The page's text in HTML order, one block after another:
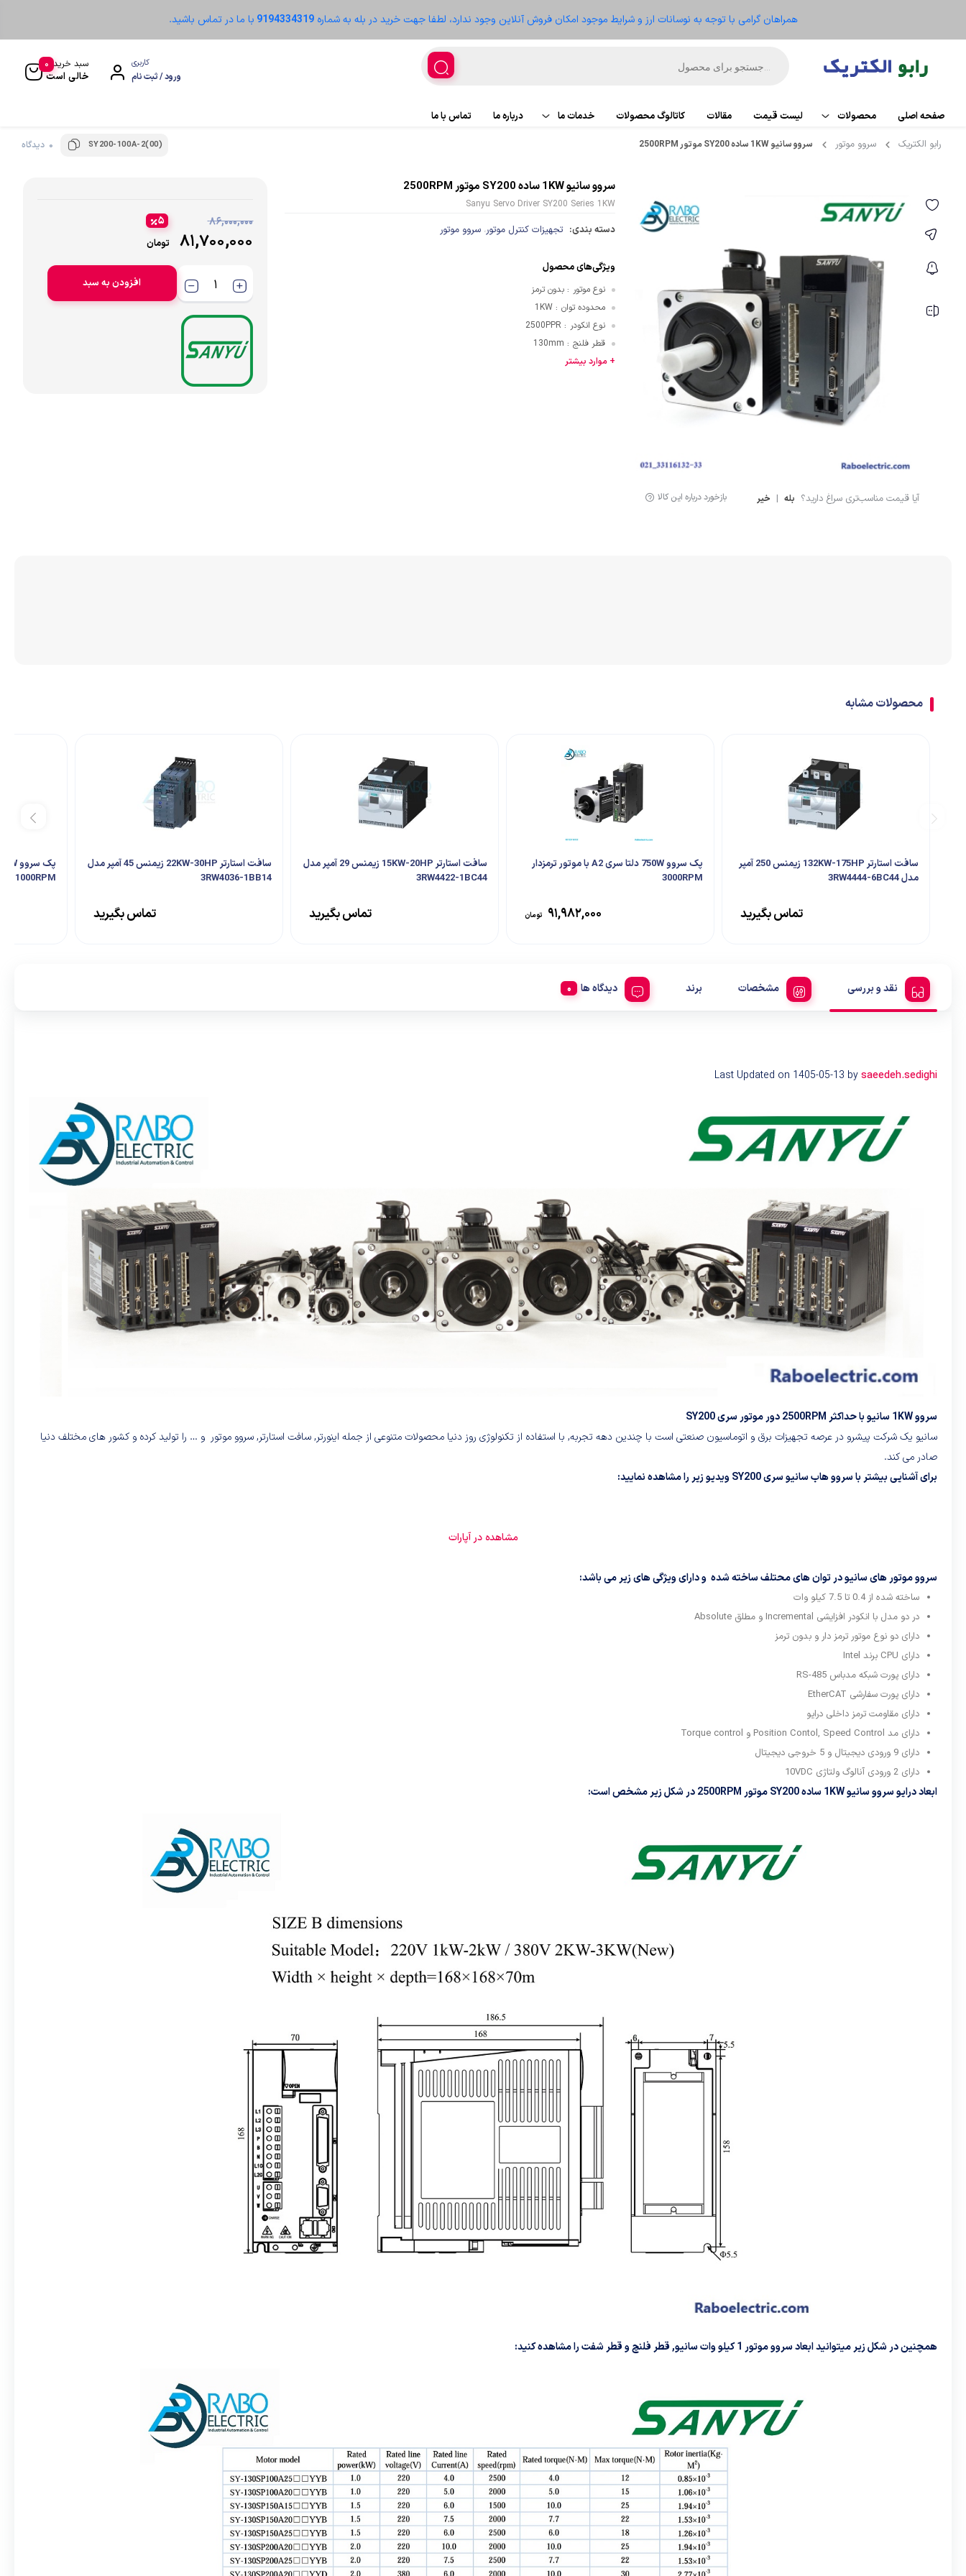
همراهان گرامی با توجه به نوسانات ارز و شرایط موجود امکان فروش آنلاین وجود ندارد، لطفا جهت خرید در بله به شماره9194334319 با ما در تماس باشید.
کاربری
ورود / ثبت نام
سبد خرید
خالی است
0
صفحه اصلی محصولات
اتوماسیون
ریموت IO
سنسور القایی
سنسور خازنی
الکترومکانیکال
ابزار دقیق و ترانسمیتر
تجهیزات کنترلر
لوازم اندازه گیری
لیمیت سوئیچ
سنسور فشار
لیست قیمت مقالات کاتالوگ محصولات خدمات ما
تعمیر تجهیزات
درباره ما
تماس با ما
رابو الکتریک
سروو موتور سروو سانیو 1KW ساده SY200 موتور 2500RPM SY200-100A-2(00) 0 دیدگاه
آیا قیمت مناسب‌تری سراغ دارید؟ بله | خیر بازخورد درباره این کالا
سروو سانیو 1KW ساده SY200 موتور 2500RPM
Sanyu Servo Driver SY200 Series 1KW
دسته بندی: تجهیزات کنترل موتور،سروو موتور
ویژگی‌های محصول
نوع موتور : بدون ترمز
محدوده توان :
1KW
نوع انکودر :
2500PPR
قطر فلنج :
130mm
+ موارد بیشتر
۸۶,۰۰۰,۰۰۰
۸۱,۷۰۰,۰۰۰ تومان
۵
افزودن به سبد
محصولات مشابه
سافت استارتر 132KW-175HP زیمنس 250 آمپر
مدل 3RW4444-6BC44
تماس بگیرید
پک سروو 750W دلتا سری A2 با موتور ترمزدار
3000RPM
۹۱,۹۸۲,۰۰۰ تومان
سافت استارتر 15KW-20HP زیمنس 29 آمپر مدل
3RW4422-1BC44
تماس بگیرید
سافت استارتر 22KW-30HP زیمنس 45 آمپر مدل
3RW4036-1BB14
تماس بگیرید
1000RPM
نقد و بررسی مشخصات برند دیدگاه ها
Last Updated on 1405-05-13 bysaeedeh.sedighi
سروو 1KW سانیو با حداکثر 2500RPM دور موتور سری SY200
سانیو یک شرکت پیشرو در عرصه تجهیزات برق و اتوماسیون صنعتی است با چندین دهه تجربه, با استفاده از تکنولوژی روز دنیا محصولات متنوعی از جمله اینورتر, سافت استارتر, سروو موتور و … را تولید کرده و کشور های مختلف دنیا
صادر می کند.
برای آشنایی بیشتر با سروو هاب سانیو سری SY200 ویدیو زیر را مشاهده نمایید:
مشاهده در آپارات
سروو موتور های سانیو در توان های محتلف ساخته شده و دارای ویژگی های زیر می باشد:
ساخته شده از 0.4 تا 7.5 کیلو وات
در دو مدل با انکودر افزایشی Incremental و مطلق Absolute
دارای دو نوع موتور ترمز دار و بدون ترمز
دارای CPU برند Intel
دارای پورت شبکه مدباس RS-485
دارای پورت سفارشی EtherCAT
دارای مقاومت ترمز داخلی درایو
دارای مد Position Contol, Speed Control و Torque control
دارای 9 ورودی دیجیتال و 5 خروجی دیجیتال
دارای 2 ورودی آنالوگ ولتاژی 10VDC
ابعاد درایو سروو سانیو 1KW ساده SY200 موتور 2500RPM در شکل زیر مشخص است:
همچنین در شکل زیر میتوانید ابعاد سروو موتور 1 کیلو وات سانیو, قطر فلنچ و قطر شفت را مشاهده کنید: